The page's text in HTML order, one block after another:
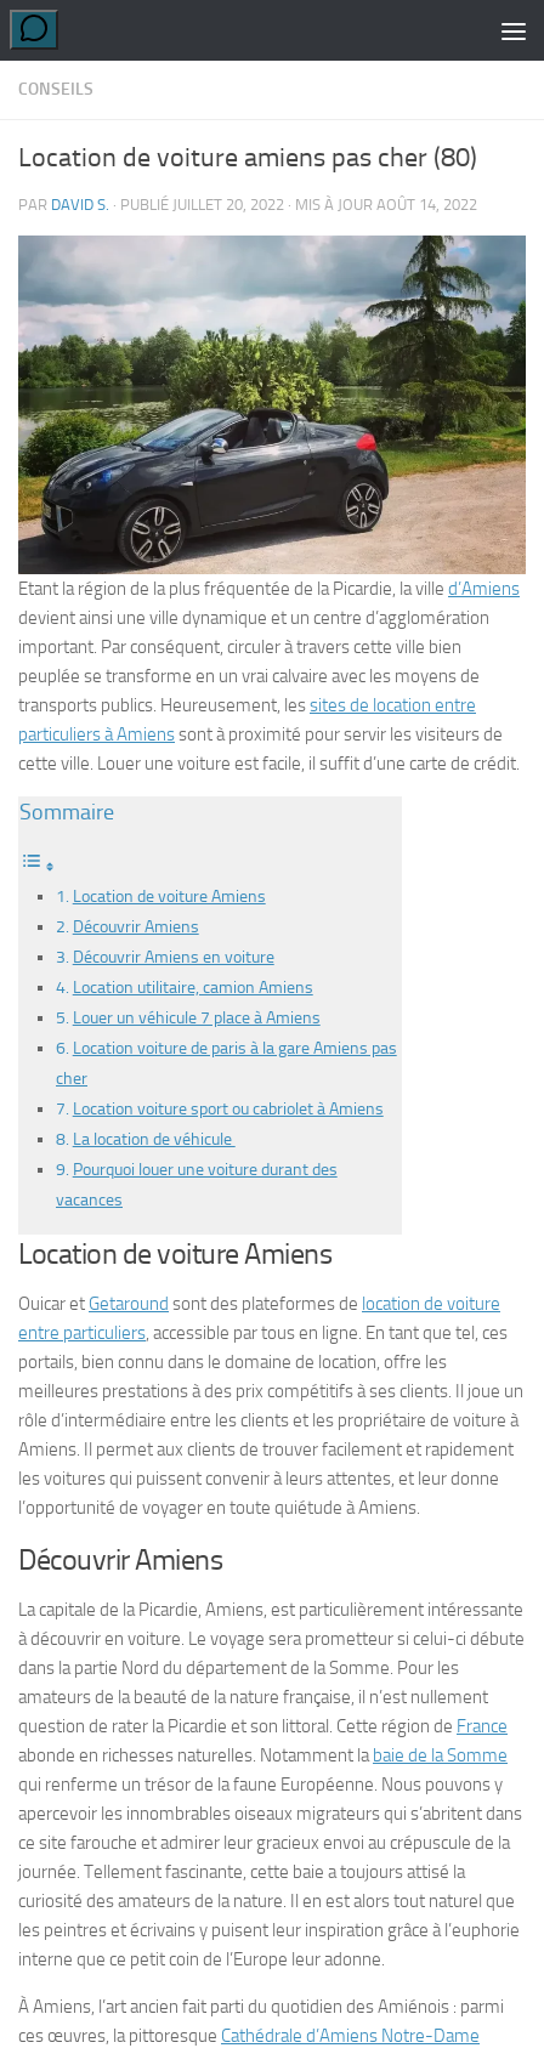
Skip to content
CONSEILS
Location de voiture amiens pas cher (80)
PAR DAVID S. · PUBLIÉ JUILLET 20, 2022 · MIS À JOUR AOÛT 14, 2022
Etant la région de la plus fréquentée de la Picardie, la ville d’Amiens
devient ainsi une ville dynamique et un centre d’agglomération
important. Par conséquent, circuler à travers cette ville bien
peuplée se transforme en un vrai calvaire avec les moyens de
transports publics. Heureusement, lessites de location entre
particuliers à Amienssont à proximité pour servir les visiteurs de
cette ville. Louer une voiture est facile, il suffit d’une carte de crédit.
Sommaire
Location de voiture Amiens
Découvrir Amiens
Découvrir Amiens en voiture
Location utilitaire, camion Amiens
Louer un véhicule 7 place à Amiens
Location voiture de paris à la gare Amiens pas
cher
Location voiture sport ou cabriolet à Amiens
La location de véhicule
Pourquoi louer une voiture durant des
vacances
Location de voiture Amiens
Ouicar et Getaround sont des plateformes de location de voiture
entre particuliers, accessible par tous en ligne. En tant que tel, ces
portails, bien connu dans le domaine de location, offre les
meilleures prestations à des prix compétitifs à ses clients. Il joue un
rôle d’intermédiaire entre les clients et les propriétaire de voiture à
Amiens. Il permet aux clients de trouver facilement et rapidement
les voitures qui puissent convenir à leurs attentes, et leur donne
l’opportunité de voyager en toute quiétude à Amiens.
Découvrir Amiens
La capitale de la Picardie, Amiens, est particulièrement intéressante
à découvrir en voiture. Le voyage sera prometteur si celui-ci débute
dans la partie Nord du département de la Somme. Pour les
amateurs de la beauté de la nature française, il n’est nullement
question de rater la Picardie et son littoral. Cette région de France
abonde en richesses naturelles. Notamment labaie de la Somme
qui renferme un trésor de la faune Européenne. Nous pouvons y
apercevoir les innombrables oiseaux migrateurs qui s’abritent dans
ce site farouche et admirer leur gracieux envoi au crépuscule de la
journée. Tellement fascinante, cette baie a toujours attisé la
curiosité des amateurs de la nature. Il en est alors tout naturel que
les peintres et écrivains y puisent leur inspiration grâce à l’euphorie
interne que ce petit coin de l’Europe leur adonne.
À Amiens, l’art ancien fait parti du quotidien des Amiénois : parmi
ces œuvres, la pittoresque Cathédrale d’Amiens Notre-Dame